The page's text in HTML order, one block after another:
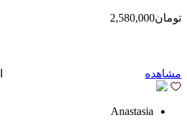
تومان2,580,000
مشاهده
Anastasia